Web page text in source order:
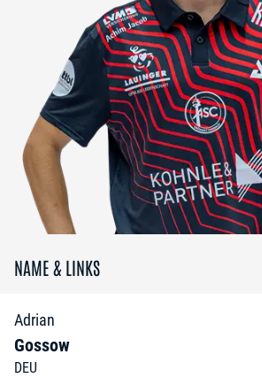
NAME & LINKS
Adrian
Gossow
DEU